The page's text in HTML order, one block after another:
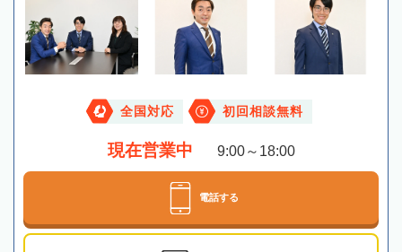
全国対応 初回相談無料
現在営業中 9:00～18:00
電話する